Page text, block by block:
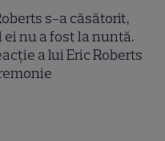
s-a căsătorit,
ei nu a fost la nuntă.
a lui Eric Roberts